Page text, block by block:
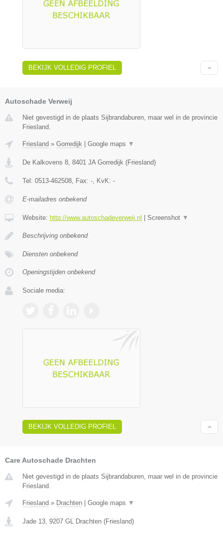
BEKIJK VOLLEDIG PROFIEL
Autoschade Verweij
Niet gevestigd in de plaats Sijbrandaburen, maar wel in de provincie
Friesland.
Friesland » Gorredijk Google maps ▼
De Kalkovens 8, 8401 JA Gorredijk (Friesland)
Tel: 0513-462508, Fax: -, KvK: -
E-mailadres onbekend
Website: http://www.autoschadeverweij.nl Screenshot ▼
Beschrijving onbekend
Diensten onbekend
Openingstijden onbekend
Sociale media:
BEKIJK VOLLEDIG PROFIEL
Care Autoschade Drachten
Niet gevestigd in de plaats Sijbrandaburen, maar wel in de provincie
Friesland.
Friesland » Drachten | Google maps ▼
Jade 13 9207 GL Drachten (Friesland)